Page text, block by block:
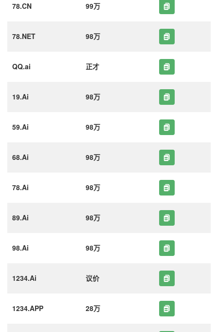
78.CN 99万
78.NET 98万
QQ.ai 正才
19.Ai 98万
59.Ai 98万
68.Ai 98万
78.Ai 98万
89.Ai 98万
98.Ai 98万
1234.Ai 议价
1234.APP 28万